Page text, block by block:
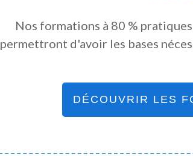
Nos formations à 80 %
permettront d'avoir les bases
DÉCOUVRIR LES